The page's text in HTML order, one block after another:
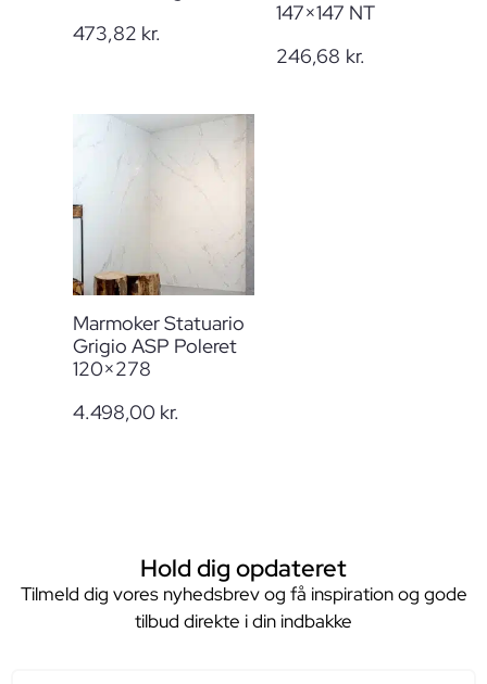
473,82 kr.
147×147 NT
246,68 kr.
Marmoker Statuario
Grigio ASP Poleret
120×278
4.498,00 kr.
Hold dig opdateret
Tilmeld dig vores nyhedsbrev og få inspiration og gode
tilbud direkte i din indbakke